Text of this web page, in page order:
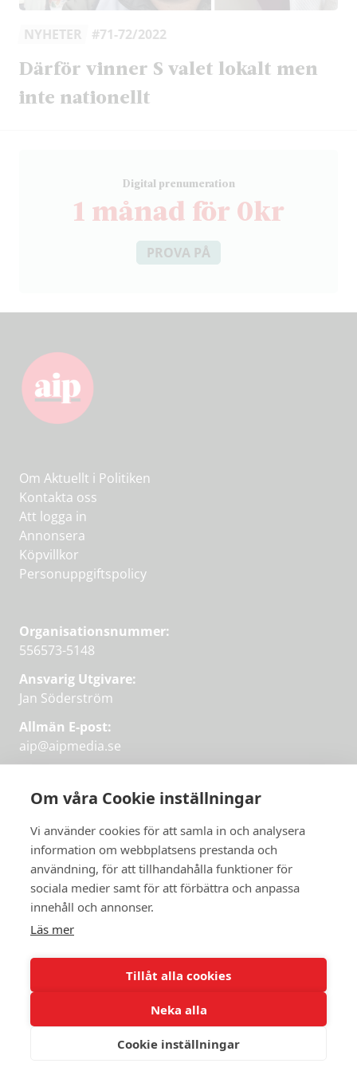
Om våra Cookie inställningar
Vi använder cookies för att samla in och analysera
information om webbplatsens prestanda och
användning, för att tillhandahålla funktioner för
sociala medier samt för att förbättra och anpassa
innehåll och annonser.
Läs mer
Tillåt alla cookies
Neka alla
Cookie inställningar
Få veckans bästa
artiklar i mejlen
varje vecka om våra mest intressanta
JAG VILL HA NYHETSBREV
NYHETER #71-72/2022
Därför vinner S valet lokalt men
inte nationellt
Digital prenumeration
1 månad för 0kr
PROVA PÅ
Om Aktuellt i Politiken
Kontakta oss
Att logga in
Annonsera
Köpvillkor
Personuppgiftspolicy
Organisationsnummer:
556573-5148
Ansvarig Utgivare:
Jan Söderström
Allmän E-post:
aip@aipmedia.se
aip@flowyinfo.seeller 08-1210 60 40.
Instagram
LinkedIn
Twitter
Facebook
Få veckans bästa
artiklar på mejlen
PRENUMERERA
© 2026 Aktuellt i Politiken.